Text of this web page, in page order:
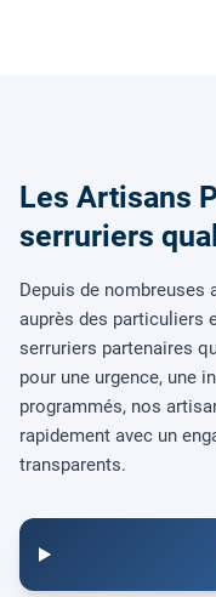
Les Artisans
serruriers
Depuis de nombreuses
auprès des particuliers
serruriers partenaires
pour une urgence, une
programmés, nos
rapidement avec un
transparents.